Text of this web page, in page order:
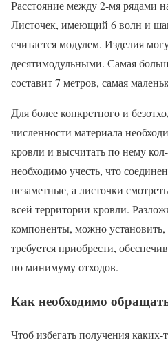
Расстояние между 2-мя рядами
Листочек, имеющий 6 волн и
считается модулем. Изделия
десятимодульными. Самая
составит 7 метров, самая
Для более конкретного и
численности материала
кровли и высчитать по нему
необходимо учесть, что
незаметные, а листочки
всей территории кровли.
компоненты, можно установить,
требуется приобрести, обеспечив
по минимуму отходов.
Как необходимо
Чтоб избегать получения